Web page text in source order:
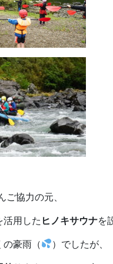
ご協力の元、
活用した ヒノキサウナを
の豪雨（
）でしたが、